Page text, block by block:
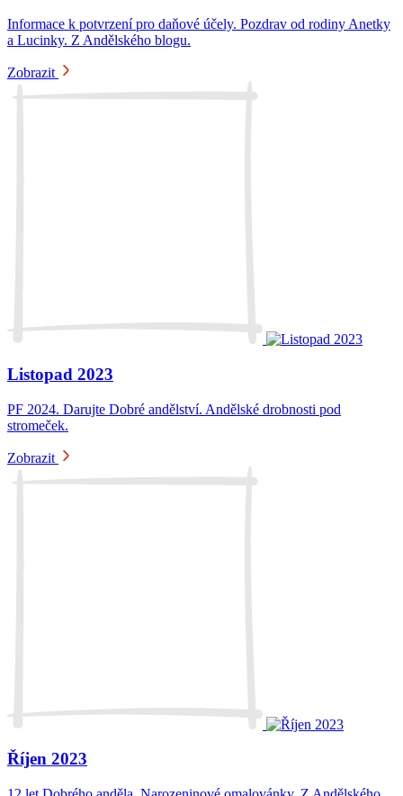
Informace k potvrzení pro daňové účely. Pozdrav od rodiny Anetky
a Lucinky. Z Andělského blogu.
Zobrazit
Listopad 2023
PF 2024. Darujte Dobré andělství. Andělské drobnosti pod
stromeček.
Zobrazit
Říjen 2023